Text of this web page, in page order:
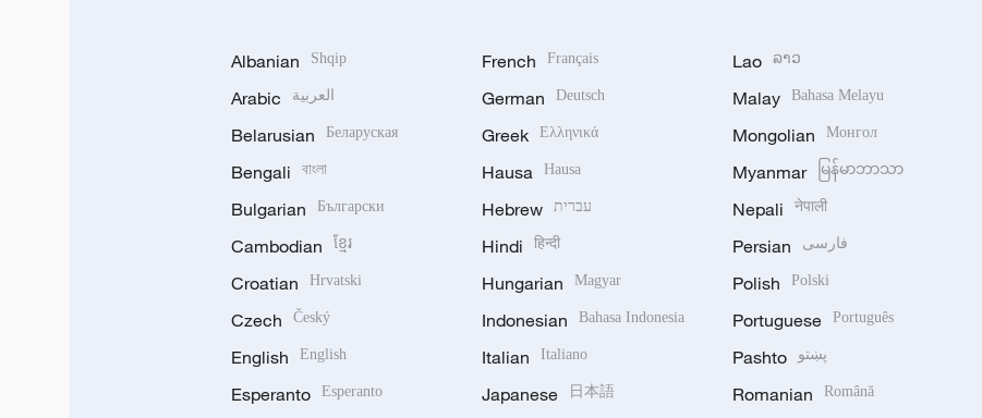
Albanian Shqip
Arabic العربية
Belarusian Беларуская
Bengali বাংলা
Bulgarian Български
Cambodian ខ្មែរ
Croatian Hrvatski
Czech Český
English English
Esperanto Esperanto
French Français
German Deutsch
Greek Ελληνικά
Hausa Hausa
Hebrew עברית
Hindi हिन्दी
Hungarian Magyar
Indonesian Bahasa Indonesia
Italian Italiano
Japanese 日本語
Lao ລາວ
Malay Bahasa Melayu
Mongolian Монгол
Myanmar မြန်မာဘာသာ
Nepali नेपाली
Persian فارسی
Polish Polski
Portuguese Português
Pashto پښتو
Romanian Română